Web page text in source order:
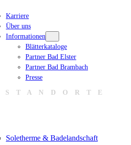
Karriere
Über uns
Informationen
Blätterkataloge
Partner Bad Elster
Partner Bad Brambach
Presse
Soletherme & Badelandschaft